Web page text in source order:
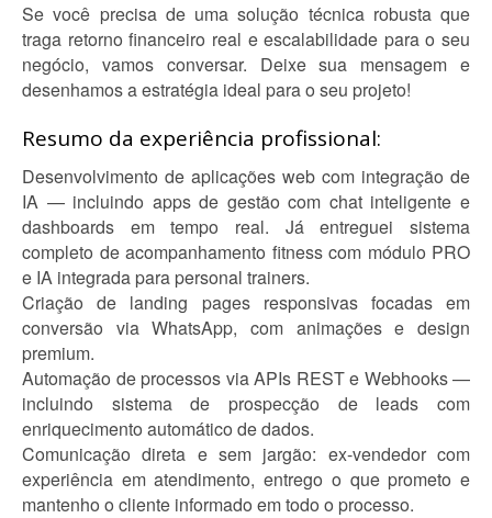
Se você precisa de uma solução técnica robusta que
traga retorno financeiro real e escalabilidade para o seu
negócio, vamos conversar. Deixe sua mensagem e
desenhamos a estratégia ideal para o seu projeto!
Resumo da experiência profissional:
Desenvolvimento de aplicações web com integração de
IA — incluindo apps de gestão com chat inteligente e
dashboards em tempo real. Já entreguei sistema
completo de acompanhamento fitness com módulo PRO
e IA integrada para personal trainers.
Criação de landing pages responsivas focadas em
conversão via WhatsApp, com animações e design
premium.
Automação de processos via APIs REST e Webhooks —
incluindo sistema de prospecção de leads com
enriquecimento automático de dados.
Comunicação direta e sem jargão: ex-vendedor com
experiência em atendimento, entrego o que prometo e
mantenho o cliente informado em todo o processo.